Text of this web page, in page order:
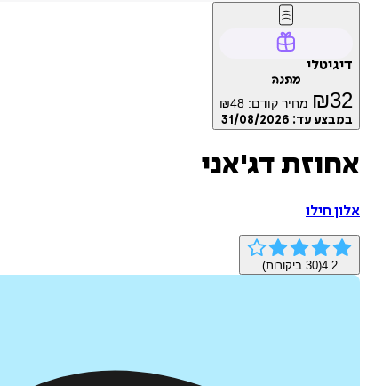
דיגיטלי
מתנה
₪32 מחיר קודם: ₪48
במבצע עד: 31/08/2026
אחוזת דג'אני
אלון חילו
4.2
(
30 ביקורות)